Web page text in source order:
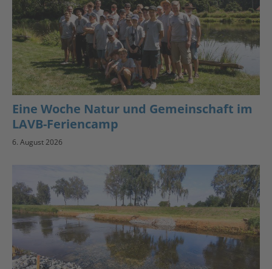
Eine Woche Natur und Gemeinschaft im
LAVB-Feriencamp
6. August 2026